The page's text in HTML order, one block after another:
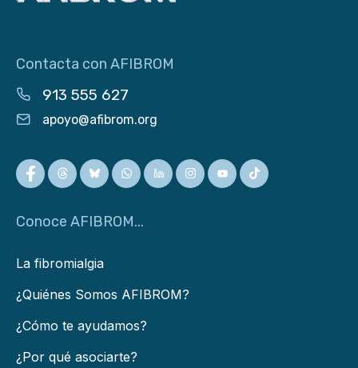
Contacta con AFIBROM
913 555 627
apoyo@afibrom.org
Conoce AFIBROM...
La fibromialgia
¿Quiénes Somos AFIBROM?
¿Cómo te ayudamos?
¿Por qué asociarte?